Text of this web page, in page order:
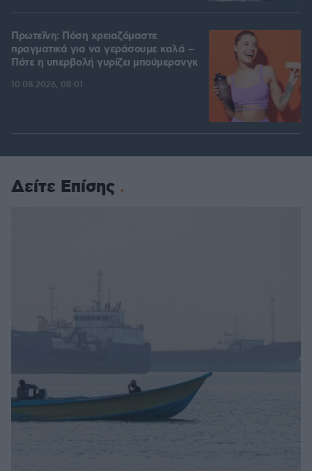
Πρωτεΐνη: Πόση χρειαζόμαστε
πραγματικά για να γεράσουμε καλά –
Πότε η υπερβολή γυρίζει μπούμερανγκ
10.08.2026, 08:01
Δείτε Επίσης